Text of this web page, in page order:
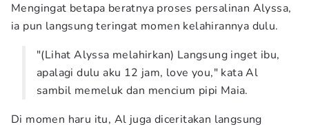
Mengingat betapa beratnya proses persalinan Alyssa,
ia pun langsung teringat momen kelahirannya dulu.
"(Lihat Alyssa melahirkan) Langsung inget ibu,
apalagi dulu aku 12 jam, love you," kata Al
sambil memeluk dan mencium pipi Maia.
Di momen haru itu, Al juga diceritakan langsung